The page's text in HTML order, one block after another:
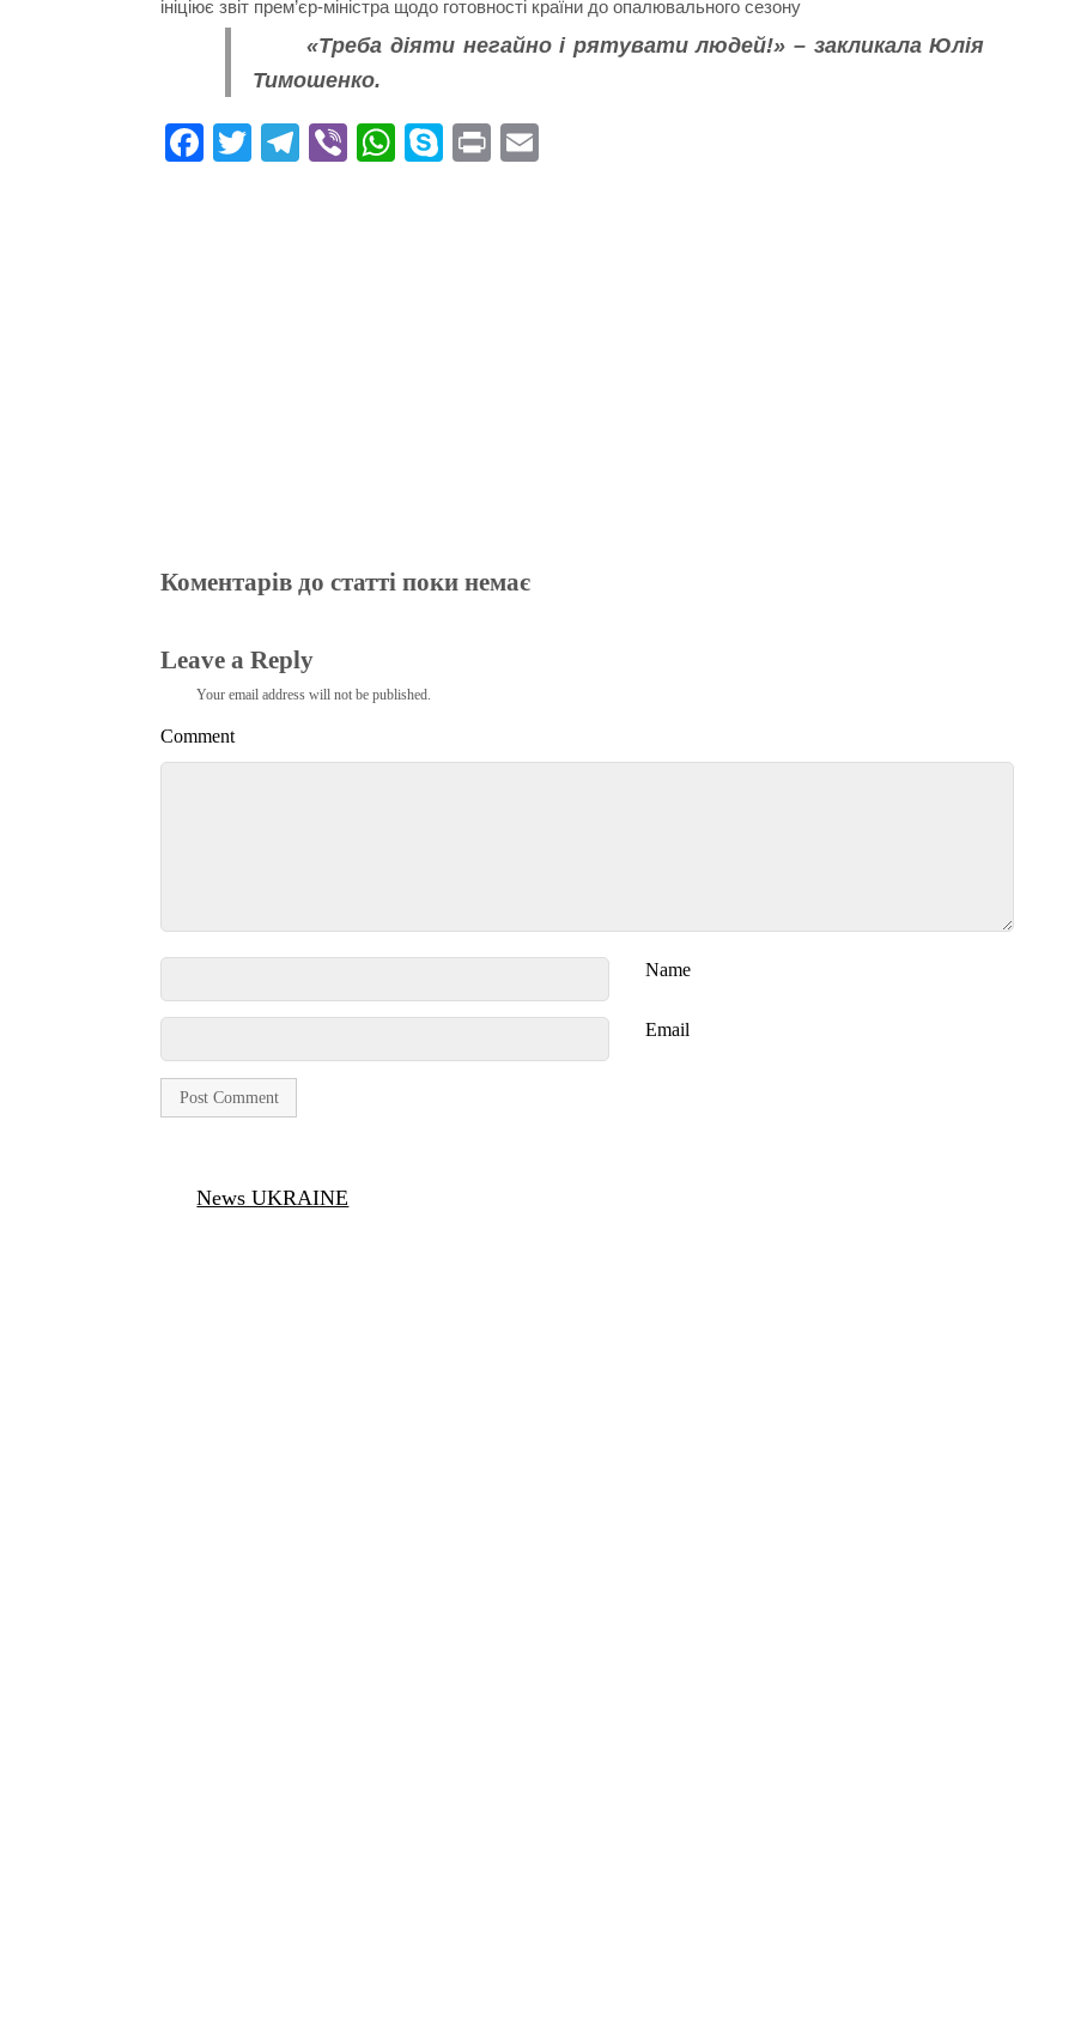
ініціює звіт прем’єр-міністра щодо готовності країни до опалювального сезону
«Треба діяти негайно і рятувати людей!» – закликала Юлія
Тимошенко.
Fa T
Te Vi
W
S
Pr
Коментарів до статті поки немає
Leave a Reply
Your email address will not be published.
Comment
Name
Email
News UKRAINE